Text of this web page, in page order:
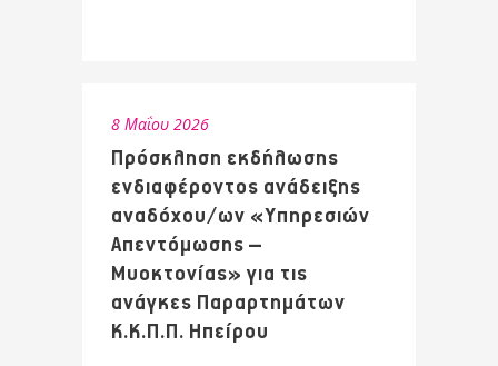
8 Μαΐου 2026
Πρόσκληση εκδήλωσης
ενδιαφέροντος ανάδειξης
αναδόχου/ων «Υπηρεσιών
Απεντόμωσης –
Μυοκτονίας» για τις
ανάγκες Παραρτημάτων
Κ.Κ.Π.Π. Ηπείρου